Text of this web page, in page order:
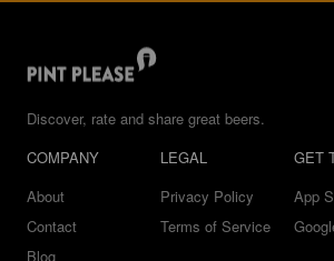
Discover, rate and share great beers.
COMPANY
About
Contact
Blog
LEGAL
Privacy Policy
Terms of Service
GET
App